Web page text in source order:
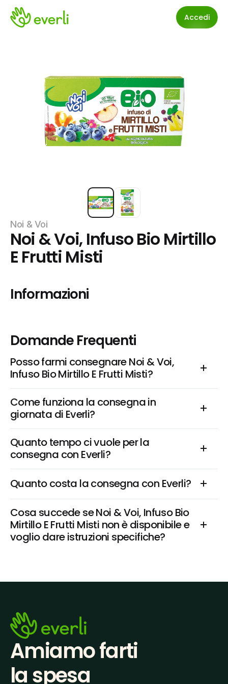
Accedi
Noi & Voi
Noi & Voi, Infuso Bio Mirtillo
E Frutti Misti
Informazioni
Domande Frequenti
Posso farmi consegnare Noi & Voi,
Infuso Bio Mirtillo E Frutti Misti?
Come funziona la consegna in
giornata di Everli?
Quanto tempo ci vuole per la
consegna con Everli?
Quanto costa la consegna con Everli?
Cosa succede se Noi & Voi, Infuso Bio
Mirtillo E Frutti Misti non è disponibile e
voglio dare istruzioni specifiche?
Amiamo farti
la spesa